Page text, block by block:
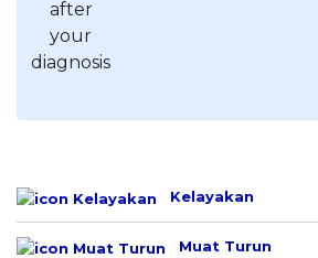
Kelayakan
Muat Turun